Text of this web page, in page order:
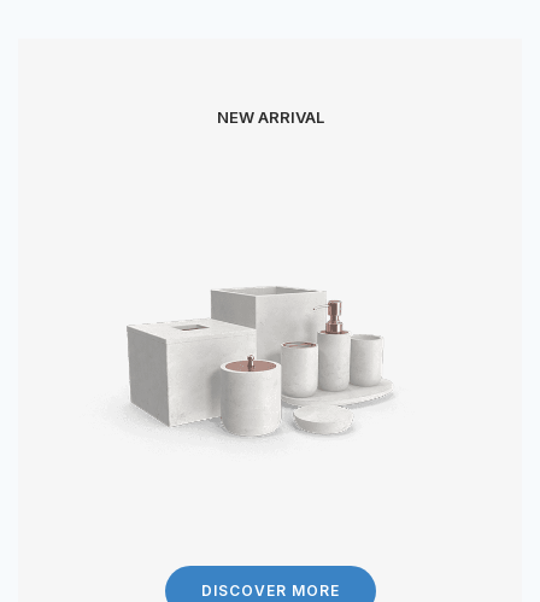
NEW ARRIVAL
DISCOVER MORE